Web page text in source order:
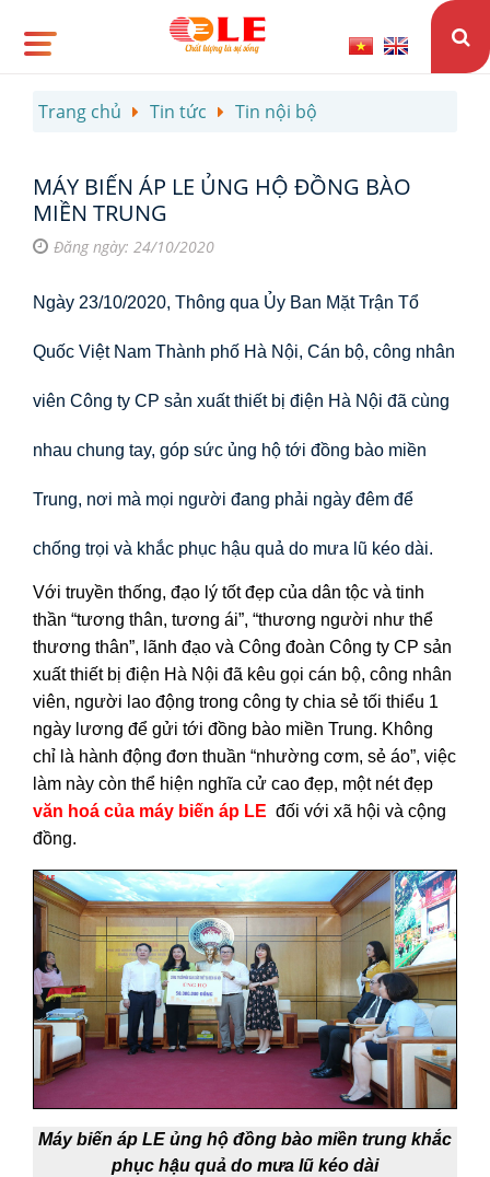
Trang chủ Tin tức Tin nội bộ
MÁY BIẾN ÁP LE ỦNG HỘ ĐỒNG BÀO
MIỀN TRUNG
Đăng ngày: 24/10/2020
Ngày 23/10/2020, Thông qua Ủy Ban Mặt Trận Tổ
Quốc Việt Nam Thành phố Hà Nội, Cán bộ, công nhân
viên Công ty CP sản xuất thiết bị điện Hà Nội đã cùng
nhau chung tay, góp sức ủng hộ tới đồng bào miền
Trung, nơi mà mọi người đang phải ngày đêm để
chống trọi và khắc phục hậu quả do mưa lũ kéo dài.
Với truyền thống, đạo lý tốt đẹp của dân tộc và tinh
thần “tương thân, tương ái”, “thương người như thể
thương thân”, lãnh đạo và Công đoàn Công ty CP sản
xuất thiết bị điện Hà Nội đã kêu gọi cán bộ, công nhân
viên, người lao động trong công ty chia sẻ tối thiểu 1
ngày lương để gửi tới đồng bào miền Trung. Không
chỉ là hành động đơn thuần “nhường cơm, sẻ áo”, việc
làm này còn thể hiện nghĩa cử cao đẹp, một nét đẹp
văn hoá của máy biến áp LE đối với xã hội và cộng
đồng.
Máy biến áp LE ủng hộ đồng bào miền trung khắc
phục hậu quả do mưa lũ kéo dài